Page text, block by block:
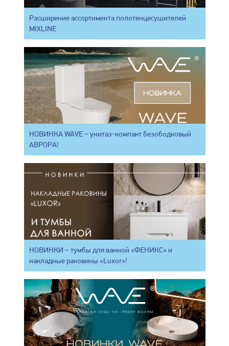
Расширение ассортимента полотенцесушителей
MIXLINE
НОВИНКА WAVE – унитаз-компакт безободковый
АВРОРА!
НОВИНКИ – тумбы для ванной «ФЕНИКС» и
накладные раковины «Luxor»!